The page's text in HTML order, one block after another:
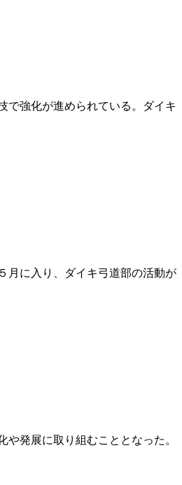
で強化が進められている。ダイキ
月に入り、ダイキ弓道部の活動が
発展に取り組むこととなった。